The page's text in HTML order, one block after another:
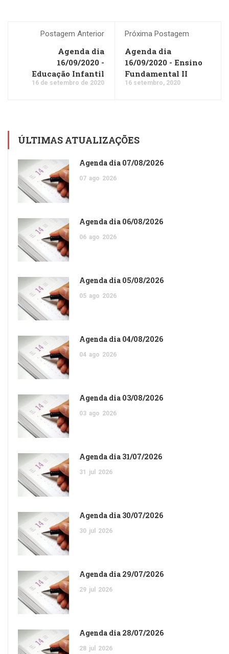
Postagem Anterior
Agenda dia
16/09/2020 -
Educação Infantil
16 de setembro de 2020
Próxima Postagem
Agenda dia
16/09/2020 - Ensino
Fundamental II
16 setembro, 2020
ÚLTIMAS ATUALIZAÇÕES
Agenda dia 07/08/2026
07 ago 2026
Agenda dia 06/08/2026
06 ago 2026
Agenda dia 05/08/2026
05 ago 2026
Agenda dia 04/08/2026
04 ago 2026
Agenda dia 03/08/2026
03 ago 2026
Agenda dia 31/07/2026
31 jul 2026
Agenda dia 30/07/2026
30 jul 2026
Agenda dia 29/07/2026
29 jul 2026
Agenda dia 28/07/2026
28 jul 2026